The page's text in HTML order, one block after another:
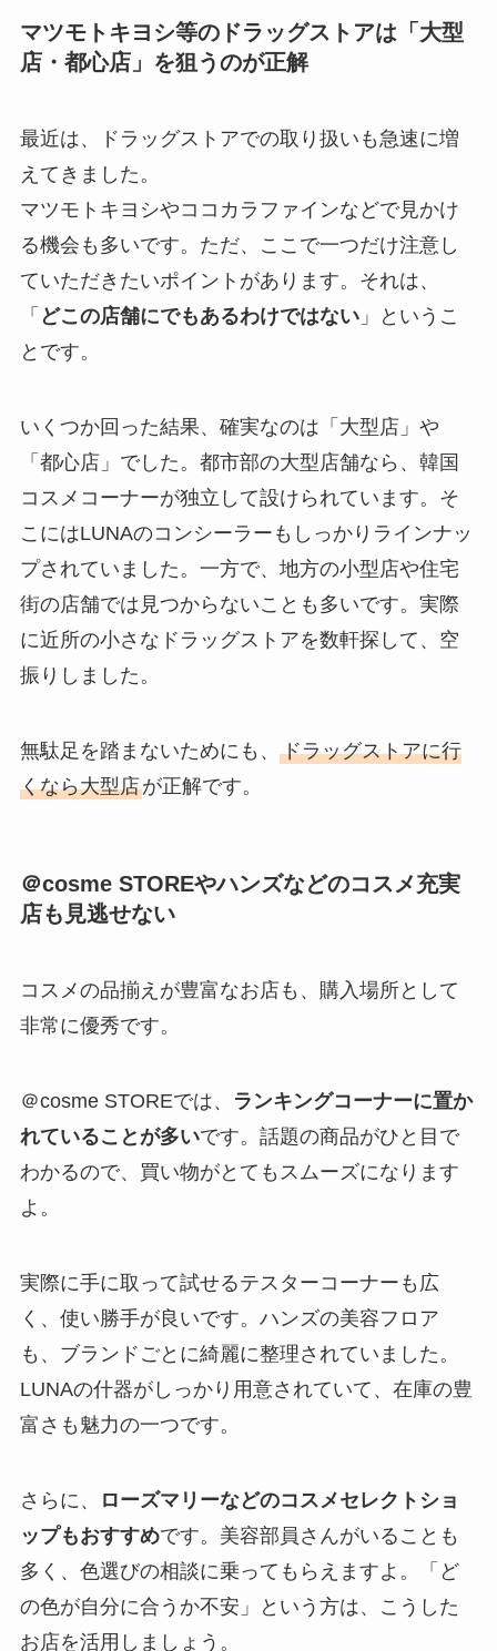
マツモトキヨシ等のドラッグストアは「大型
店・都心店」を狙うのが正解
最近は、ドラッグストアでの取り扱いも急速に増
えてきました。
マツモトキヨシやココカラファインなどで見かけ
る機会も多いです。ただ、ここで一つだけ注意し
ていただきたいポイントがあります。それは、
「 どこの店舗にでもあるわけではない」というこ
とです。
いくつか回った結果、確実なのは「大型店」や
「都心店」でした。都市部の大型店舗なら、韓国
コスメコーナーが独立して設けられています。そ
こにはLUNAのコンシーラーもしっかりラインナッ
プされていました。一方で、地方の小型店や住宅
街の店舗では見つからないことも多いです。実際
に近所の小さなドラッグストアを数軒探して、空
振りしました。
無駄足を踏まないためにも、 ドラッグストアに行
くなら大型店が正解です。
＠cosme STOREやハンズなどのコスメ充実
店も見逃せない
コスメの品揃えが豊富なお店も、購入場所として
非常に優秀です。
＠cosme STOREでは、
ランキングコーナーに置か
れていることが多いです。話題の商品がひと目で
わかるので、買い物がとてもスムーズになります
よ。
実際に手に取って試せるテスターコーナーも広
く、使い勝手が良いです。ハンズの美容フロア
も、ブランドごとに綺麗に整理されていました。
LUNAの什器がしっかり用意されていて、在庫の豊
富さも魅力の一つです。
さらに、
ローズマリーなどのコスメセレクトショ
ップもおすすめです。美容部員さんがいることも
多く、色選びの相談に乗ってもらえますよ。「ど
の色が自分に合うか不安」という方は、こうした
お店を活用しましょう。